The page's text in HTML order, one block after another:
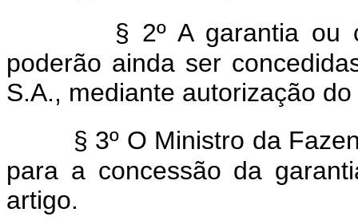
§ 2º A garantia ou
poderão ainda ser
S.A., mediante autorização
§ 3º O Ministro da
para a concessão da
artigo.